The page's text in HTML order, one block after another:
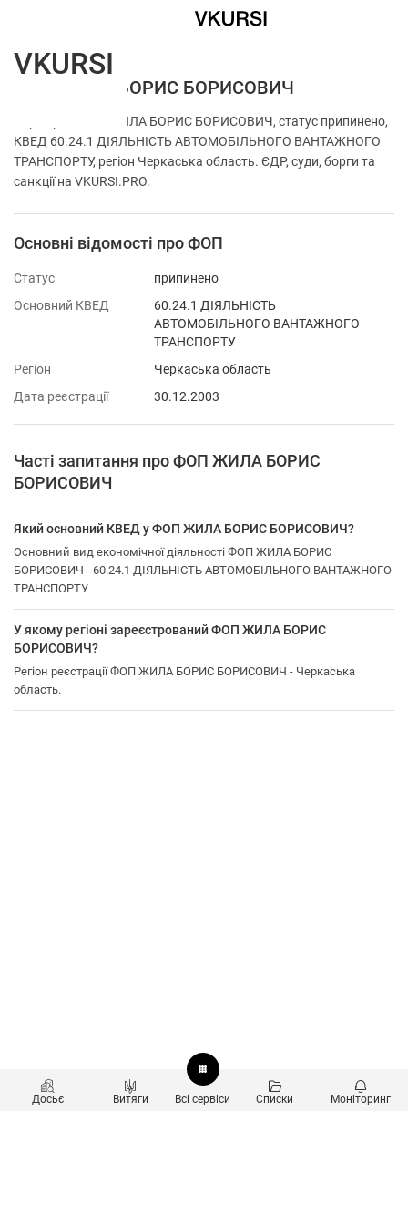
ФОП ЖИЛА БОРИС БОРИСОВИЧ
Перевірка ФОП ЖИЛА БОРИС БОРИСОВИЧ, статус припинено,
КВЕД 60.24.1 ДІЯЛЬНІСТЬ АВТОМОБІЛЬНОГО ВАНТАЖНОГО
ТРАНСПОРТУ, регіон Черкаська область. ЄДР, суди, борги та
санкції на VKURSI.PRO.
Основні відомості про ФОП
Статус
припинено
Основний КВЕД
60.24.1 ДІЯЛЬНІСТЬ
АВТОМОБІЛЬНОГО ВАНТАЖНОГО
ТРАНСПОРТУ
Регіон
Черкаська область
Дата реєстрації
30.12.2003
Часті запитання про ФОП ЖИЛА БОРИС
БОРИСОВИЧ
Який основний КВЕД у ФОП ЖИЛА БОРИС БОРИСОВИЧ?
Основний вид економічної діяльності ФОП ЖИЛА БОРИС
БОРИСОВИЧ - 60.24.1 ДІЯЛЬНІСТЬ АВТОМОБІЛЬНОГО ВАНТАЖНОГО
ТРАНСПОРТУ.
У якому регіоні зареєстрований ФОП ЖИЛА БОРИС
БОРИСОВИЧ?
Регіон реєстрації ФОП ЖИЛА БОРИС БОРИСОВИЧ - Черкаська
область.
Досьє Витяги Всі сервіси Списки Моніторинг
VKURSI